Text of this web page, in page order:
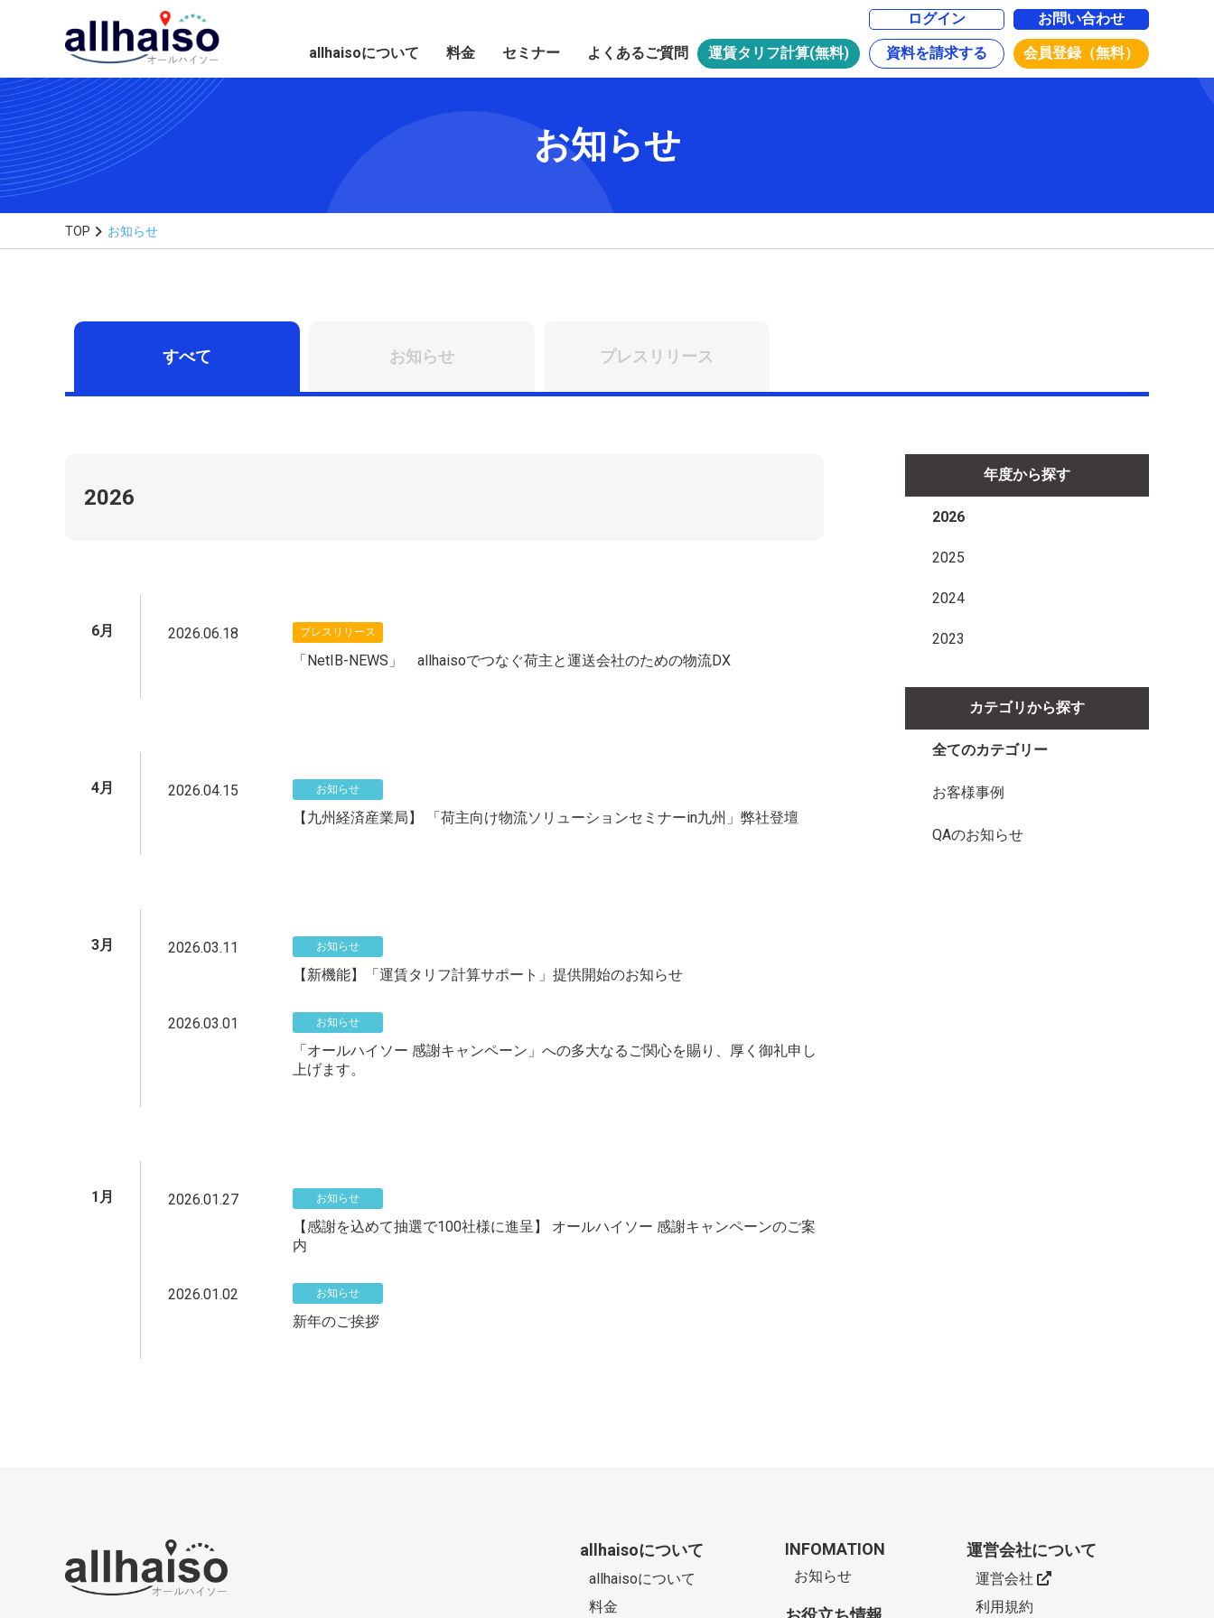
ログイン
お問い合わせ
allhaisoについて
料金 セミナー よくあるご質問 運賃タリフ計算(無料) 資料を請求する 会員登録（無料）
お知らせ
TOP お知らせ
すべて お知らせ プレスリリース
2026
6月 2026.06.18 プレスリリース
「NetIB-NEWS」 allhaisoでつなぐ荷主と運送会社のための物流DX
4月 2026.04.15 お知らせ
【九州経済産業局】 「荷主向け物流ソリューションセミナーin九州」弊社登壇
3月 2026.03.11 お知らせ
【新機能】「運賃タリフ計算サポート」提供開始のお知らせ
2026.03.01 お知らせ
「オールハイソー 感謝キャンペーン」への多大なるご関心を賜り、厚く御礼申し
上げます。
1月 2026.01.27 お知らせ
【感謝を込めて抽選で100社様に進呈】 オールハイソー 感謝キャンペーンのご案
内
2026.01.02 お知らせ
新年のご挨拶
年度から探す
2026
2025
2024
2023
カテゴリから探す
全てのカテゴリー
お客様事例
QAのお知らせ
allhaisoについて
allhaisoについて
料金
INFOMATION
お知らせ
運営会社について
運営会社
利用規約